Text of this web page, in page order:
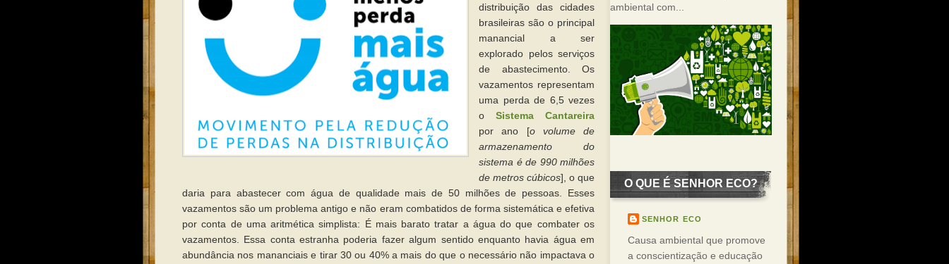
distribuição das cidades
brasileiras são o principal
manancial a ser
explorado pelos serviços
de abastecimento. Os
vazamentos representam
uma perda de 6,5 vezes
o Sistema Cantareira
por ano [o volume de
armazenamento do
sistema é de 990 milhões
de metros cúbicos], o que
daria para abastecer com água de qualidade mais de 50 milhões de pessoas. Esses
vazamentos são um problema antigo e não eram combatidos de forma sistemática e efetiva
por conta de uma aritmética simplista: É mais barato tratar a água do que combater os
vazamentos. Essa conta estranha poderia fazer algum sentido enquanto havia água em
abundância nos mananciais e tirar 30 ou 40% a mais do que o necessário não impactava o
ambiental com...
O QUE É SENHOR ECO?
SENHOR ECO
Causa ambiental que promove
a conscientização e educação